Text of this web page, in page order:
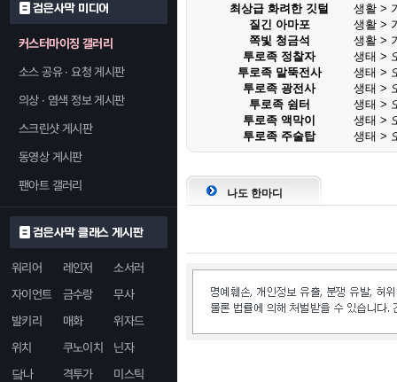
검은사막 미디어
커스터마이징 갤러리
소스 공유 · 요청 게시판
의상 · 염색 정보 게시판
스크린샷 게시판
동영상 게시판
팬아트 갤러리
검은사막 클래스 게시판
워리어 레인저
소서러
자이언트
금수랑
무사
발키리
매화
위자드
위치
쿠노이치
닌자
닼나
격투가
미스틱
최상급 화려한 깃털
생활 >
질긴 아마포
생활 >
쪽빛 청금석
생활 >
투로족 정찰자
생태 >
투로족 말뚝전사
생태 >
투로족 광전사
생태 >
투로족 쉼터
생태 >
투로족 액막이
생태 >
투로족 주술탑
생태 >
나도 한마디